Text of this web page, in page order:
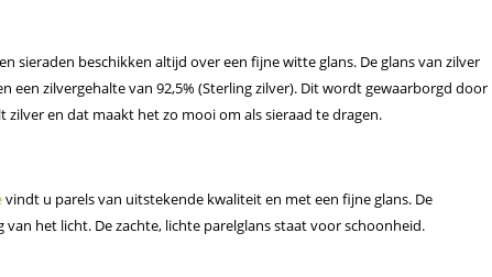
sieraden beschikken altijd over een fijne witte glans. De glans van zilver
een zilvergehalte van 92,5% (Sterling zilver). Dit wordt gewaarborgd door
en dat maakt het zo mooi om als sieraad te dragen.
vindt u parels van uitstekende kwaliteit en met een fijne glans. De
het licht. De zachte, lichte parelglans staat voor schoonheid.